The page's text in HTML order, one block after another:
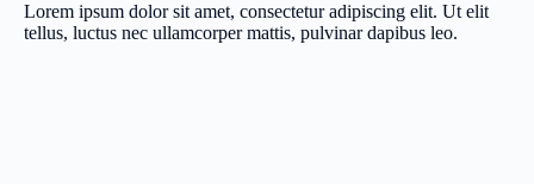
Lorem ipsum dolor sit amet, consectetur adipiscing elit. Ut elit
tellus, luctus nec ullamcorper mattis, pulvinar dapibus leo.